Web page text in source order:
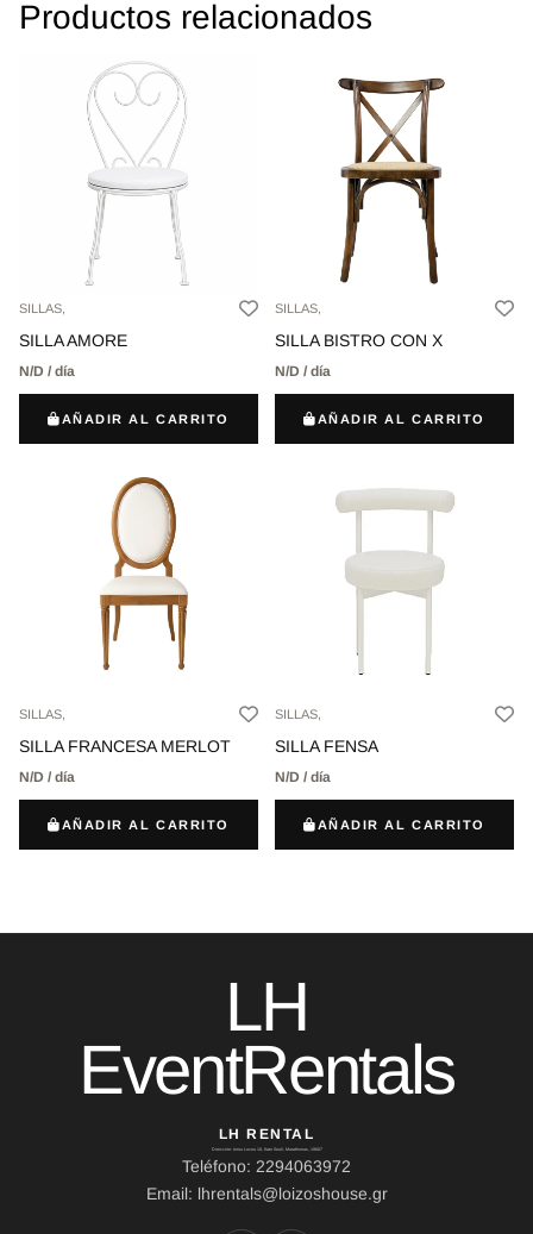
Productos relacionados
SILLAS,
SILLA AMORE
N/D / día
AÑADIR AL CARRITO
SILLAS,
SILLA BISTRO CON X
N/D / día
AÑADIR AL CARRITO
SILLAS,
SILLA FRANCESA MERLOT
N/D / día
AÑADIR AL CARRITO
SILLAS,
SILLA FENSA
N/D / día
AÑADIR AL CARRITO
LH
EventRentals
LH RENTAL
Dirección: Ierou Loxou 10, Kato Souli, Marathonas, 19007
Teléfono: 2294063972
Email: lhrentals@loizoshouse.gr